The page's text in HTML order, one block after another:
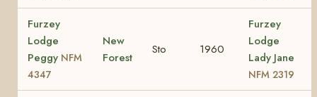
Furzey
Lodge
Peggy NFM
4347
New
Forest
Sto 1960
Furzey
Lodge
Lady Jane
NFM 2319